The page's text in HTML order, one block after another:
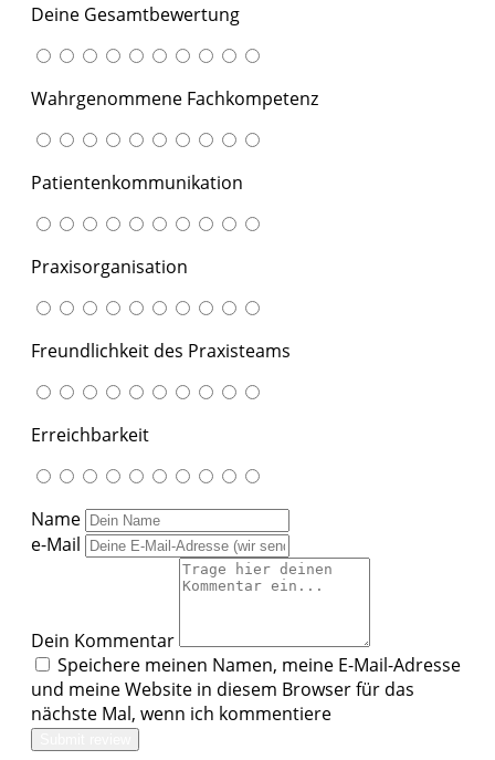
Deine Gesamtbewertung
Wahrgenommene Fachkompetenz
Patientenkommunikation
Praxisorganisation
Freundlichkeit des Praxisteams
Erreichbarkeit
Name
e-Mail
Dein Kommentar
Speichere meinen Namen, meine E-Mail-Adresse
und meine Website in diesem Browser für das
nächste Mal, wenn ich kommentiere